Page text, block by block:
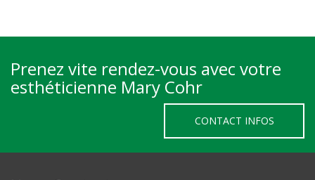
Prenez vite rendez-vous avec votre
esthéticienne Mary Cohr
CONTACT INFOS